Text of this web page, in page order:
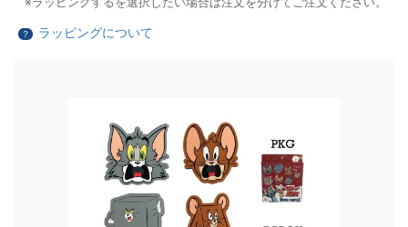
？ ラッピングについて